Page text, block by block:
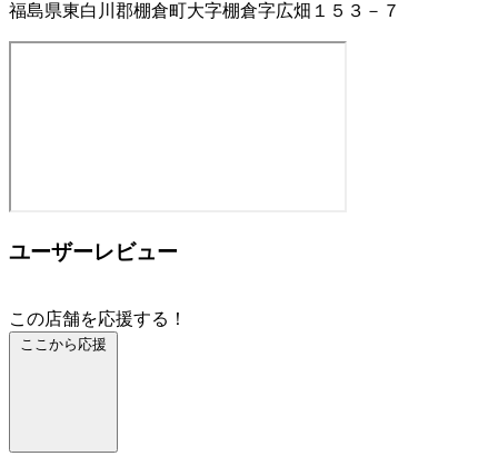
福島県東白川郡棚倉町大字棚倉字広畑１５３－７
ユーザーレビュー
この店舗を応援する！
ここから応援